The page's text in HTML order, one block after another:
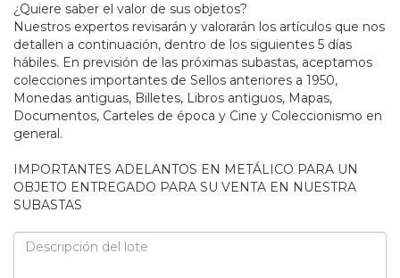
¿Quiere saber el valor de sus objetos?
Nuestros expertos revisarán y valorarán los artículos que nos
detallen a continuación, dentro de los siguientes 5 días
hábiles. En previsión de las próximas subastas, aceptamos
colecciones importantes de Sellos anteriores a 1950,
Monedas antiguas, Billetes, Libros antiguos, Mapas,
Documentos, Carteles de época y Cine y Coleccionismo en
general.
IMPORTANTES ADELANTOS EN METÁLICO PARA UN
OBJETO ENTREGADO PARA SU VENTA EN NUESTRA
SUBASTAS